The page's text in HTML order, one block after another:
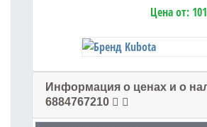
Цена от:
Информация о ценах и о
6884767210